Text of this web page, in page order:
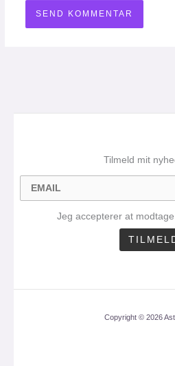
Tilmeld mit
Jeg accepterer at
Copyright © 2026